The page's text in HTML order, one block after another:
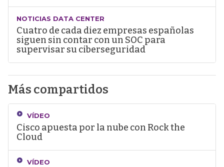
NOTICIAS DATA CENTER
Cuatro de cada diez empresas españolas
siguen sin contar con un SOC para
supervisar su ciberseguridad
Más compartidos
VÍDEO
Cisco apuesta por la nube con Rock the
Cloud
VÍDEO